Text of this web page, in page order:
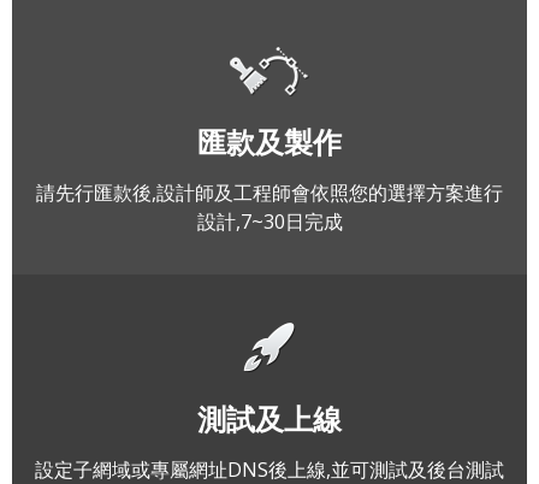
匯款及製作
請先行匯款後,設計師及工程師會依照您的選擇方案進行
設計,7~30日完成
測試及上線
設定子網域或專屬網址DNS後上線,並可測試及後台測試